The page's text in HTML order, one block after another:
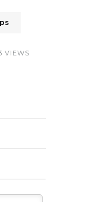
VIEWS